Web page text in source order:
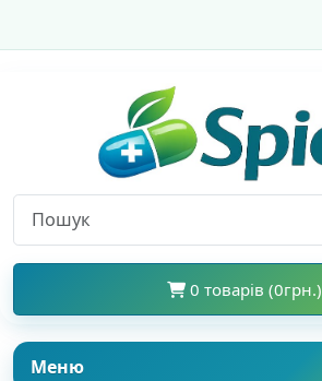
0 товарів (0грн.)
Меню